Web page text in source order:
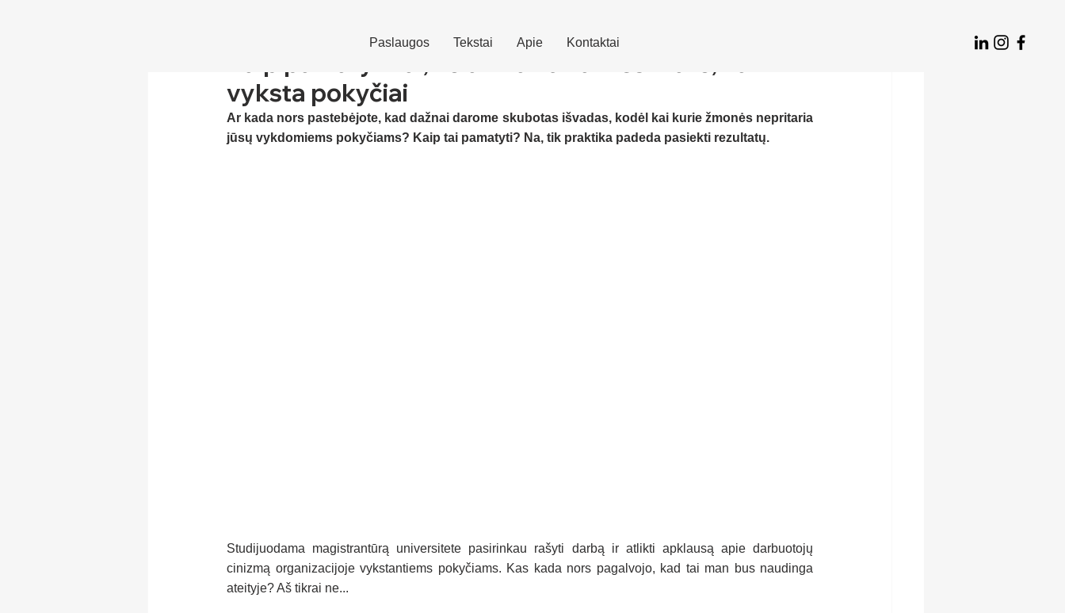
Paslaugos Tekstai Apie Kontaktai
vyksta pokyčiai
Ar kada nors pastebėjote, kad dažnai darome skubotas išvadas, kodėl kai kurie žmonės nepritaria
jūsų vykdomiems pokyčiams? Kaip tai pamatyti? Na, tik praktika padeda pasiekti rezultatų.
Studijuodama magistrantūrą universitete pasirinkau rašyti darbą ir atlikti apklausą apie darbuotojų
cinizmą organizacijoje vykstantiems pokyčiams. Kas kada nors pagalvojo, kad tai man bus naudinga
ateityje? Aš tikrai ne...